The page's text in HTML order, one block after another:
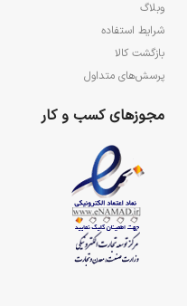
وبلاگ
شرایط استفاده
بازگشت کالا
پرسش‌های متداول
مجوزهای کسب و کار